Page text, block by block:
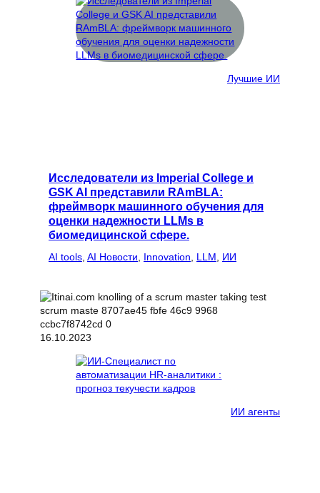
Лучшие ИИ
Исследователи из Imperial College и
GSK AI представили RAmBLA:
фреймворк машинного обучения для
оценки надежности LLMs в
биомедицинской сфере.
AI tools AI Новости Innovation LLM ИИ
16.10.2023
ИИ агенты